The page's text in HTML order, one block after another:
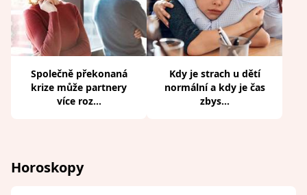
Společně překonaná
krize může partnery
více roz...
Kdy je strach u dětí
normální a kdy je čas
zbys...
Horoskopy